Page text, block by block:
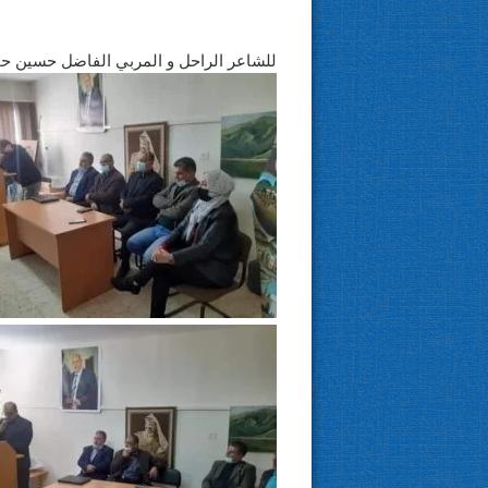
للشاعر الراحل و المربي الفاضل حسين